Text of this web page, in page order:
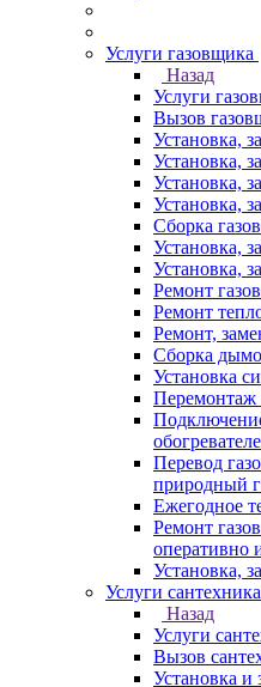
Услуги газовщика
Назад
Услуги
Вызов
Установка,
Установка,
Установка,
Установка,
Сборка
Установка,
Установка,
Ремонт
Ремонт
Ремонт,
Сборка
Установка
Перемонтаж
Перевод
природный
Ежегодное
Ремонт
оперативно
Установка,
Услуги сантехника
Назад
Услуги
Вызов
Установка и